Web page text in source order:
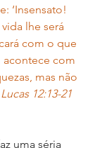
‘Insensato!
lhe será
com o que
acontece com
mas não
Lucas 12:13-21
uma séria